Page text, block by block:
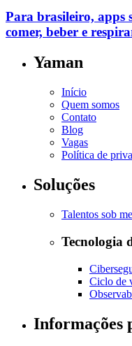
Para brasileiro, apps
comer, beber e
Yaman
Início
Quem somos
Contato
Blog
Vagas
Política de
Soluções
Talentos sob
Tecnologia
Ciclo de
Informações